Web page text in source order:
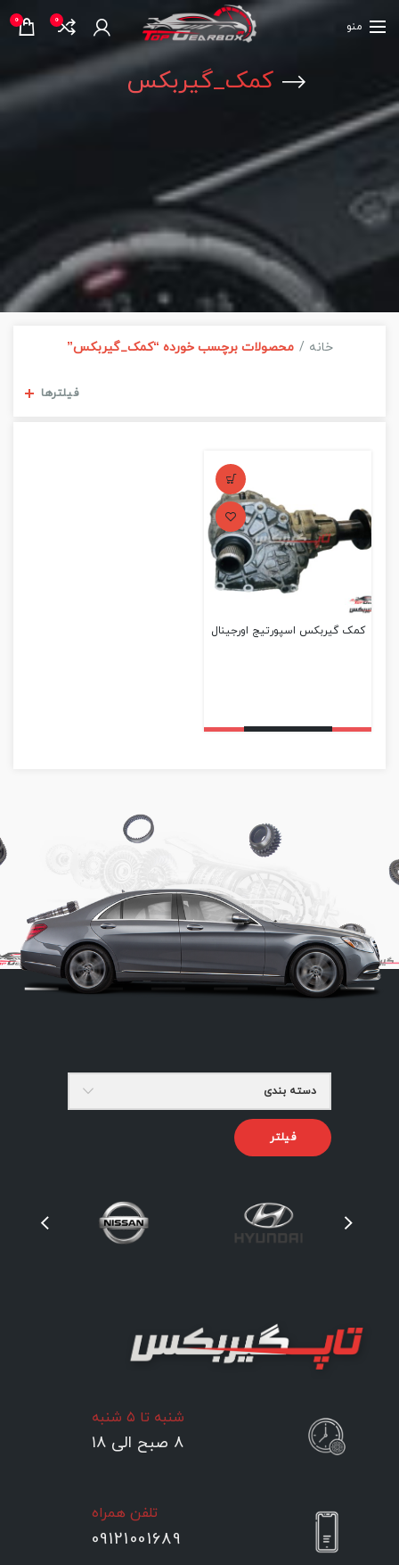
منو 0
0
کمک_گیربکس
خانه محصولات برچسب خورده “کمک_گیربکس”
فیلترها
کمک گیربکس اسپورتیج اورجینال
دسته بندی
فیلتر
شنبه تا ۵ شنبه
۸ صبح الی ۱۸
تلفن همراه
09121001689